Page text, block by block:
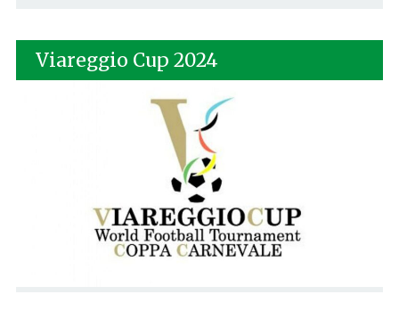
Viareggio Cup 2024